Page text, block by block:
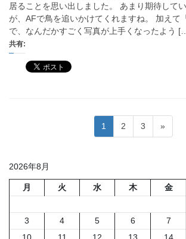
居ることを思い出しました。 あまり期待して
が、AFで鳥を追いかけてくれますね。 加えて
で、なんだかすごく写真が上手くなったよう
共有:
ペ
ー
ジ
送
固
定
ジ
1
固
定
ジ
2
固
定
ジ
3 »
2026年8月
月 火 水 木 金
3
4 5 6 7